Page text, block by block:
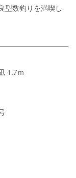
型数釣りを満喫し
1.7ｍ